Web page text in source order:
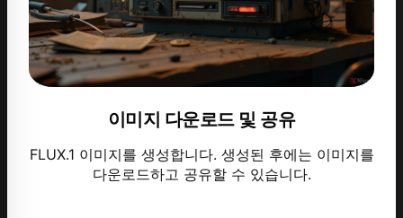
이미지 다운로드 및 공유
FLUX.1 이미지를 생성합니다. 생성된 후에는 이미지를
다운로드하고 공유할 수 있습니다.